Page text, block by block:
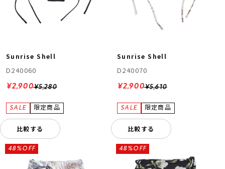
Sunrise Shell
D240060
¥5,280
¥2,900
比較する
Sunrise Shell
D240070
¥5,610
¥2,900
比較する
48%OFF 48%OFF